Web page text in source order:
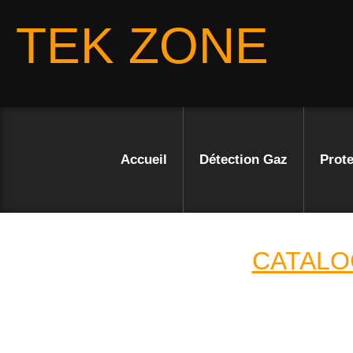
TEK ZONE
Accueil Détection Gaz